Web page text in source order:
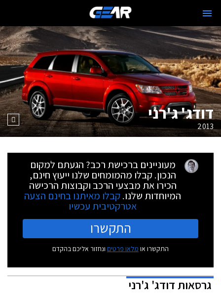
דודג' ג'רני
2013
מעוניינים ברכישת רכב? הגעתם למקום
הנכון. קבלו מהמומחים שלנו ייעוץ חינם,
הכירו את מבצעי הרכב וקבוצות הרכישה
המיוחדות שלנו. קבלו מאיתנו בחינם הצעה
אטרקטיבית עכשיו
התקשרו
התקשרו או מלאו פרטים ונחזור אליכם בהקדם
גרסאותדודג' ג'רני